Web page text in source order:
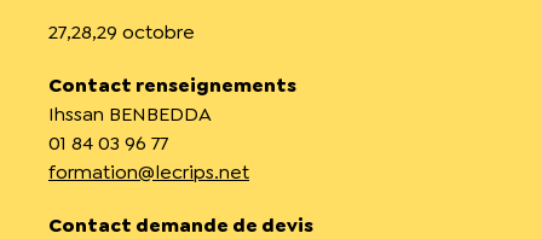
27,28,29 octobre
Contact renseignements
Ihssan BENBEDDA
01 84 03 96 77
formation@lecrips.net
Contact demande de devis